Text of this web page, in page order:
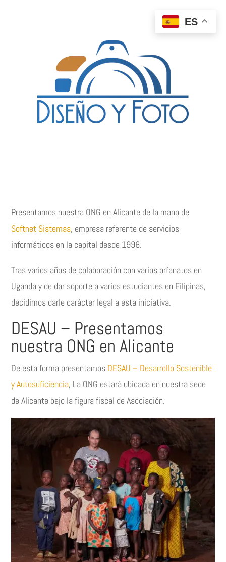
Presentamos nuestra ONG en Alicante de la mano de
Softnet Sistemas, empresa referente de servicios
informáticos en la capital desde 1996.
Tras varios años de colaboración con varios orfanatos en
Uganda y de dar soporte a varios estudiantes en Filipinas,
decidimos darle carácter legal a esta iniciativa.
DESAU – Presentamos
nuestra ONG en Alicante
De esta forma presentamos DESAU – Desarrollo Sostenible
y Autosuficiencia, La ONG estará ubicada en nuestra sede
de Alicante bajo la figura fiscal de Asociación.
ES